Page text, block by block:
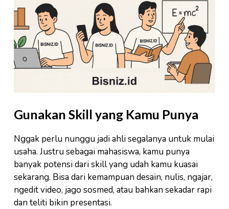
Gunakan Skill yang Kamu Punya
Nggak perlu nunggu jadi ahli segalanya untuk mulai
usaha. Justru sebagai mahasiswa, kamu punya
banyak potensi dari skill yang udah kamu kuasai
sekarang. Bisa dari kemampuan desain, nulis, ngajar,
ngedit video, jago sosmed, atau bahkan sekadar rapi
dan teliti bikin presentasi.